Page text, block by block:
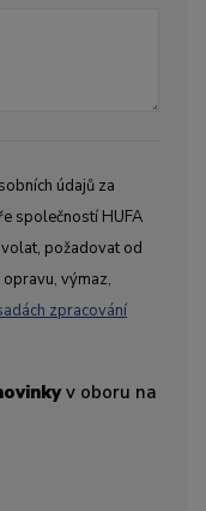
údajů za
společností HUFA
požadovat od
výmaz,
zpracování
v oboru na